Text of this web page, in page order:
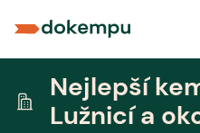
Nejlepší
Lužnicí a